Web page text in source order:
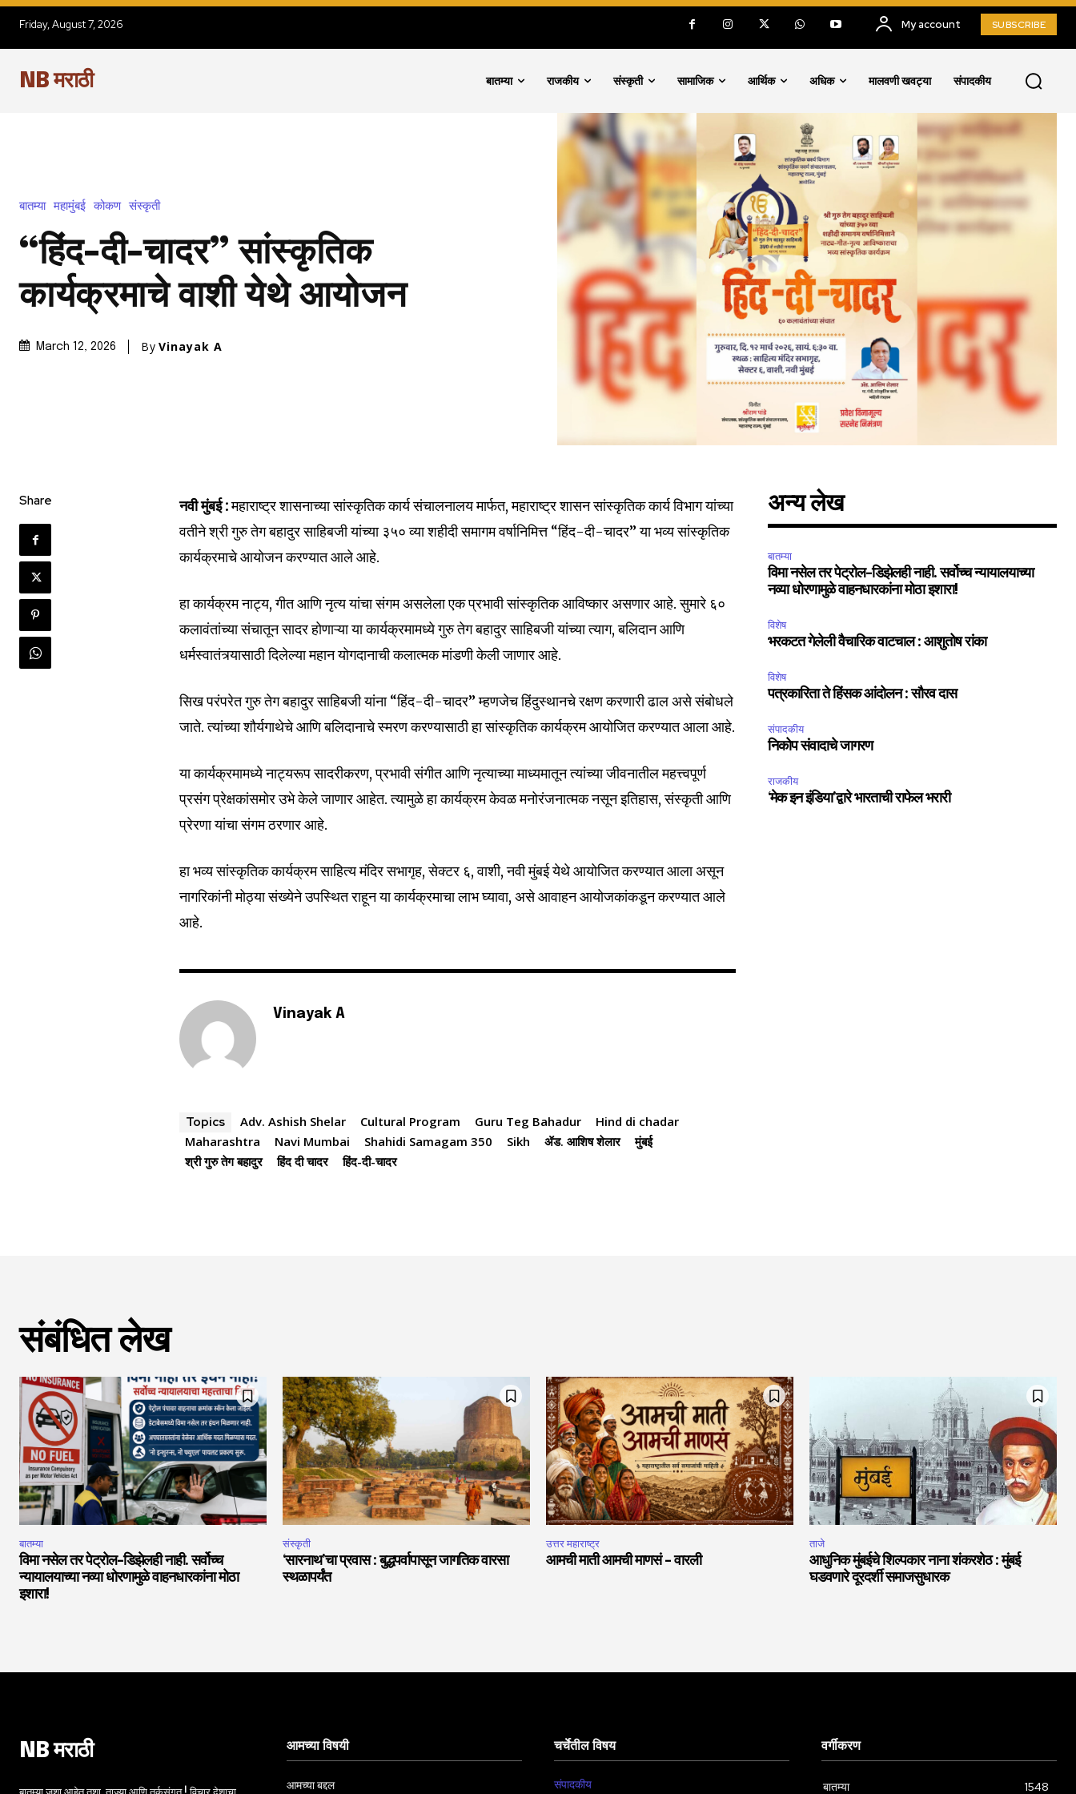
SUBSCRIBERS and be part
of the conversation.
won't spam your inbox. Your information is safe with us.
I've read and accept the Privacy Policy.
Fans
Friday, August 7, 2026 My account SUBSCRIBE
NB मराठी बातम्या राजकीय संस्कृती सामाजिक आर्थिक अधिक मालवणी खवट्या संपादकीय
बातम्या महामुंबई कोकण संस्कृती
“हिंद-दी-चादर” सांस्कृतिक
कार्यक्रमाचे वाशी येथे आयोजन
March 12, 2026 By Vinayak A
Share नवी मुंबई :महाराष्ट्र शासनाच्या सांस्कृतिक कार्य संचालनालय मार्फत, महाराष्ट्र शासन सांस्कृतिक कार्य विभाग यांच्या
वतीने श्री गुरु तेग बहादुर साहिबजी यांच्या ३५० व्या शहीदी समागम वर्षानिमित्त “हिंद-दी-चादर” या भव्य सांस्कृतिक
कार्यक्रमाचे आयोजन करण्यात आले आहे.
हा कार्यक्रम नाट्य, गीत आणि नृत्य यांचा संगम असलेला एक प्रभावी सांस्कृतिक आविष्कार असणार आहे. सुमारे ६०
कलावंतांच्या संचातून सादर होणाऱ्या या कार्यक्रमामध्ये गुरु तेग बहादुर साहिबजी यांच्या त्याग, बलिदान आणि
धर्मस्वातंत्र्यासाठी दिलेल्या महान योगदानाची कलात्मक मांडणी केली जाणार आहे.
सिख परंपरेत गुरु तेग बहादुर साहिबजी यांना “हिंद-दी-चादर” म्हणजेच हिंदुस्थानचे रक्षण करणारी ढाल असे संबोधले
जाते. त्यांच्या शौर्यगाथेचे आणि बलिदानाचे स्मरण करण्यासाठी हा सांस्कृतिक कार्यक्रम आयोजित करण्यात आला आहे.
या कार्यक्रमामध्ये नाट्यरूप सादरीकरण, प्रभावी संगीत आणि नृत्याच्या माध्यमातून त्यांच्या जीवनातील महत्त्वपूर्ण
प्रसंग प्रेक्षकांसमोर उभे केले जाणार आहेत. त्यामुळे हा कार्यक्रम केवळ मनोरंजनात्मक नसून इतिहास, संस्कृती आणि
प्रेरणा यांचा संगम ठरणार आहे.
हा भव्य सांस्कृतिक कार्यक्रम साहित्य मंदिर सभागृह, सेक्टर ६, वाशी, नवी मुंबई येथे आयोजित करण्यात आला असून
नागरिकांनी मोठ्या संख्येने उपस्थित राहून या कार्यक्रमाचा लाभ घ्यावा, असे आवाहन आयोजकांकडून करण्यात आले
आहे.
Vinayak A
Topics Adv. Ashish Shelar Cultural Program Guru Teg Bahadur
Hind di chadar
Maharashtra
Navi Mumbai Shahidi Samagam 350 Sikh ॲड. आशिष शेलार
मुंबई
श्री गुरु तेग बहादुर
हिंद दी चादर हिंद-दी-चादर
अन्य लेख
बातम्या
विमा नसेल तर पेट्रोल-डिझेलही नाही. सर्वोच्च न्यायालयाच्या
नव्या धोरणामुळे वाहनधारकांना मोठा इशारा!
विशेष
भरकटत गेलेली वैचारिक वाटचाल : आशुतोष रांका
विशेष
पत्रकारिता ते हिंसक आंदोलन : सौरव दास
संपादकीय
निकोप संवादाचे जागरण
राजकीय
‘मेक इन इंडिया’द्वारे भारताची राफेल भरारी
संबंधित लेख
बातम्या
विमा नसेल तर पेट्रोल-डिझेलही नाही. सर्वोच्च
न्यायालयाच्या नव्या धोरणामुळे वाहनधारकांना मोठा
इशारा!
संस्कृती
‘सारनाथ’चा प्रवास : बुद्धपर्वापासून जागतिक वारसा
स्थळापर्यंत
उत्तर महाराष्ट्र
आमची माती आमची माणसं – वारली
ताजे
आधुनिक मुंबईचे शिल्पकार नाना शंकरशेठ : मुंबई
घडवणारे दूरदर्शी समाजसुधारक
NB मराठी आमच्या विषयी
आमच्या बद्दल
चर्चेतील विषय
संपादकीय
वर्गीकरण
बातम्या 1548